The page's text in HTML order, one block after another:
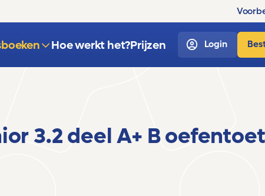
Hoe werkt het?Prijzen Login
3.2 deel A+ B